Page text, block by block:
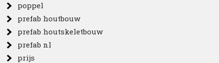
poppel
prefab houtbouw
prefab houtskeletbouw
prefab nl
prijs